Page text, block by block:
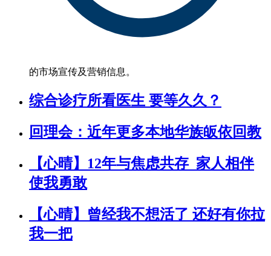
的市场宣传及营销信息。
综合诊疗所看医生 要等久久？
回理会：近年更多本地华族皈依回教
【心晴】12年与焦虑共存 家人相伴
使我勇敢
【心晴】曾经我不想活了 还好有你拉
我一把